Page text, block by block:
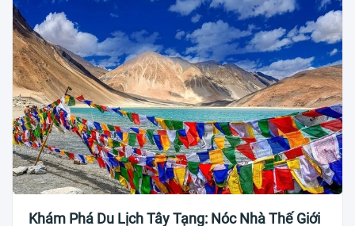
Khám Phá Du Lịch Tây Tạng: Nóc Nhà Thế Giới